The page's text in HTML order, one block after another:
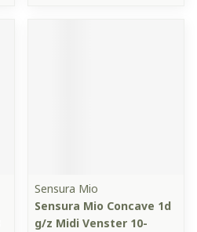
Sensura Mio
Sensura Mio Concave 1d
g/z Midi Venster 10-